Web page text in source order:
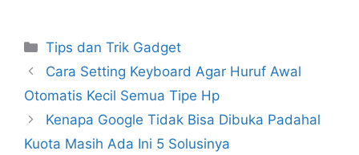
Kategori
Tips dan Trik Gadget
Cara Setting Keyboard Agar Huruf Awal
Otomatis Kecil Semua Tipe Hp
Kenapa Google Tidak Bisa Dibuka Padahal
Kuota Masih Ada Ini 5 Solusinya